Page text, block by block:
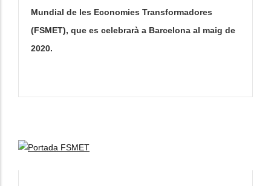
Mundial de les Economies Transformadores
(FSMET), que es celebrarà a Barcelona al maig de
2020.